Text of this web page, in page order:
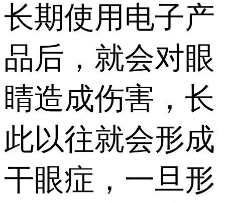
长期使用电子产
品后，就会对眼
睛造成伤害，长
此以往就会形成
干眼症，一旦形